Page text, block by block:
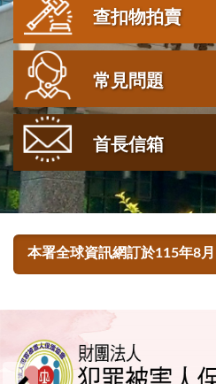
查扣物拍賣
常見問題
首長信箱